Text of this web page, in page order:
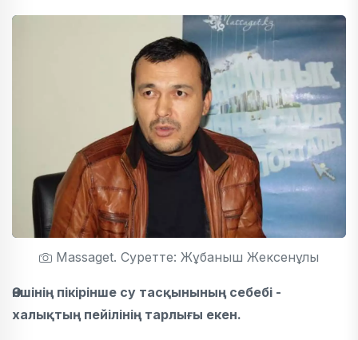
Massaget. Суретте: Жұбаныш Жексенұлы
Әншінің пікірінше су тасқынының себебі -
халықтың пейілінің тарлығы екен.